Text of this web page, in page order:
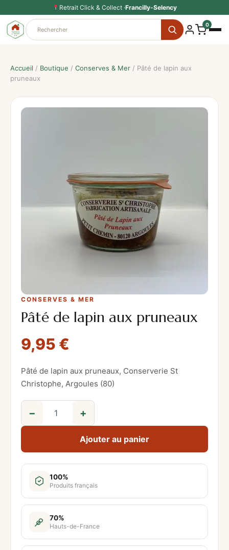
contenu
Retrait Click & Collect ·Francilly-Selency
0
Accueil / Boutique / Conserves & Mer / Pâté de lapin aux
pruneaux
CONSERVES & MER
Pâté de lapin aux pruneaux
9,95 €
Pâté de lapin aux pruneaux, Conserverie St
Christophe, Argoules (80)
u
a
− +
Ajouter au panier
100%
Produits français
70%
Hauts-de-France